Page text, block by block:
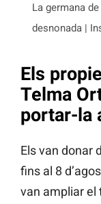
La germana
desnonada |
Els
Telma
portar-la
Els van donar
fins al 8
van ampliar el